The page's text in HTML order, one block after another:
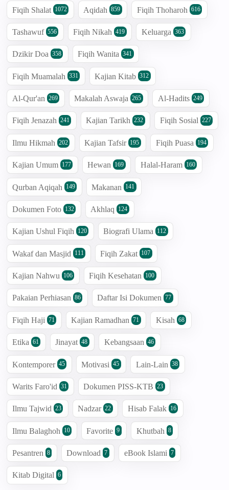
Fiqih Shalat 1072 Aqidah 859 Fiqih Thoharoh 616
Tashawuf 556 Fiqih Nikah 419 Keluarga 363
Dzikir Doa 358 Fiqih Wanita 341
Fiqih Muamalah 331 Kajian Kitab 312
Al-Qur'an 269 Makalah Aswaja 265 Al-Hadits 249
Fiqih Jenazah 241 Kajian Tarikh 232 Fiqih Sosial 227
Ilmu Hikmah 202 Kajian Tafsir 195 Fiqih Puasa 194
Kajian Umum 177 Hewan 169 Halal-Haram 160
Qurban Aqiqah 149 Makanan 141
Dokumen Foto 132 Akhlaq 124
Kajian Ushul Fiqih 120 Biografi Ulama 112
Wakaf dan Masjid 111 Fiqih Zakat 107
Kajian Nahwu 106 Fiqih Kesehatan 100
Pakaian Perhiasan 86 Daftar Isi Dokumen 77
Fiqih Haji 71 Kajian Ramadhan 71 Kisah 68
Etika 61 Jinayat 48 Kebangsaan 46
Kontemporer 45 Motivasi 45 Lain-Lain 38
Warits Faro'id 31 Dokumen PISS-KTB 23
Ilmu Tajwid 23 Nadzar 22 Hisab Falak 16
Ilmu Balaghoh 10 Favorite 9 Khutbah 8
Pesantren 8 Download 7 eBook Islami 7
Kitab Digital 6